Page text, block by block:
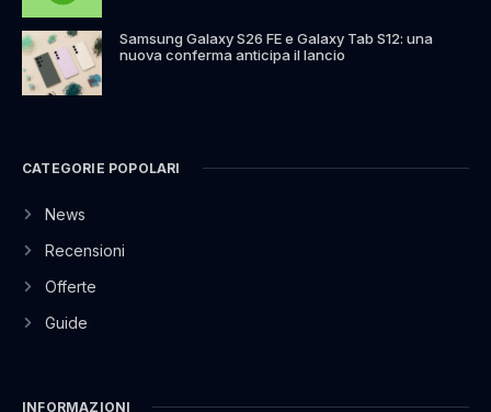
Samsung Galaxy S26 FE e Galaxy Tab S12: una
nuova conferma anticipa il lancio
CATEGORIE POPOLARI
News
Recensioni
Offerte
Guide
INFORMAZIONI